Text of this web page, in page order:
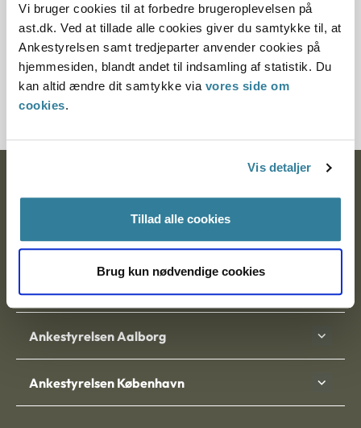
Vi bruger cookies til at forbedre brugeroplevelsen på
ast.dk. Ved at tillade alle cookies giver du samtykke til, at
Ankestyrelsen samt tredjeparter anvender cookies på
hjemmesiden, blandt andet til indsamling af statistik. Du
kan altid ændre dit samtykke via vores side om
cookies.
Vis detaljer
Tillad alle cookies
Brug kun nødvendige cookies
yderligere tre uger.
Download PDF
Nytorv 7, 2. sal
9000 Aalborg
Ankestyrelsen Aalborg
Ankestyrelsen København